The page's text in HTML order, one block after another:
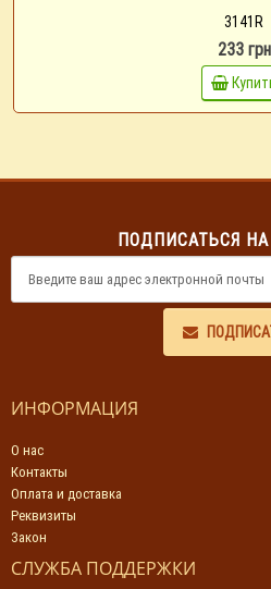
3141R
233 грн
ПОДПИСАТЬСЯ
ИНФОРМАЦИЯ
О нас
Контакты
Оплата и доставка
Реквизиты
Закон
СЛУЖБА ПОДДЕРЖКИ